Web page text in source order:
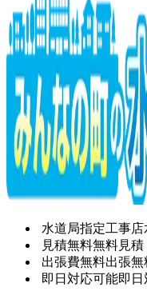
水道局指定工事店
見積無料無料見積
出張費無料出張無
即日対応可能即